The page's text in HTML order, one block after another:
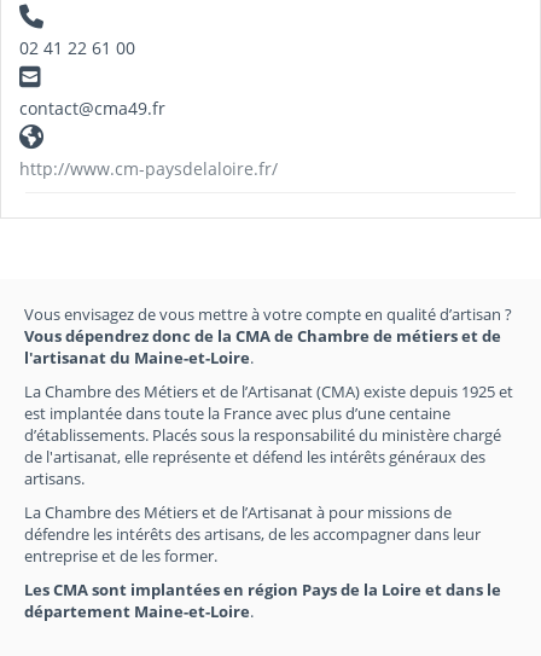
02 41 22 61 00
contact@cma49.fr
http://www.cm-paysdelaloire.fr/
Vous envisagez de vous mettre à votre compte en qualité d’artisan ?
Vous dépendrez donc de la CMA de Chambre de métiers et de
l'artisanat du Maine-et-Loire.
La Chambre des Métiers et de l’Artisanat (CMA) existe depuis 1925 et
est implantée dans toute la France avec plus d’une centaine
d’établissements. Placés sous la responsabilité du ministère chargé
de l'artisanat, elle représente et défend les intérêts généraux des
artisans.
La Chambre des Métiers et de l’Artisanat à pour missions de
défendre les intérêts des artisans, de les accompagner dans leur
entreprise et de les former.
Les CMA sont implantées en région Pays de la Loire et dans le
département Maine-et-Loire.